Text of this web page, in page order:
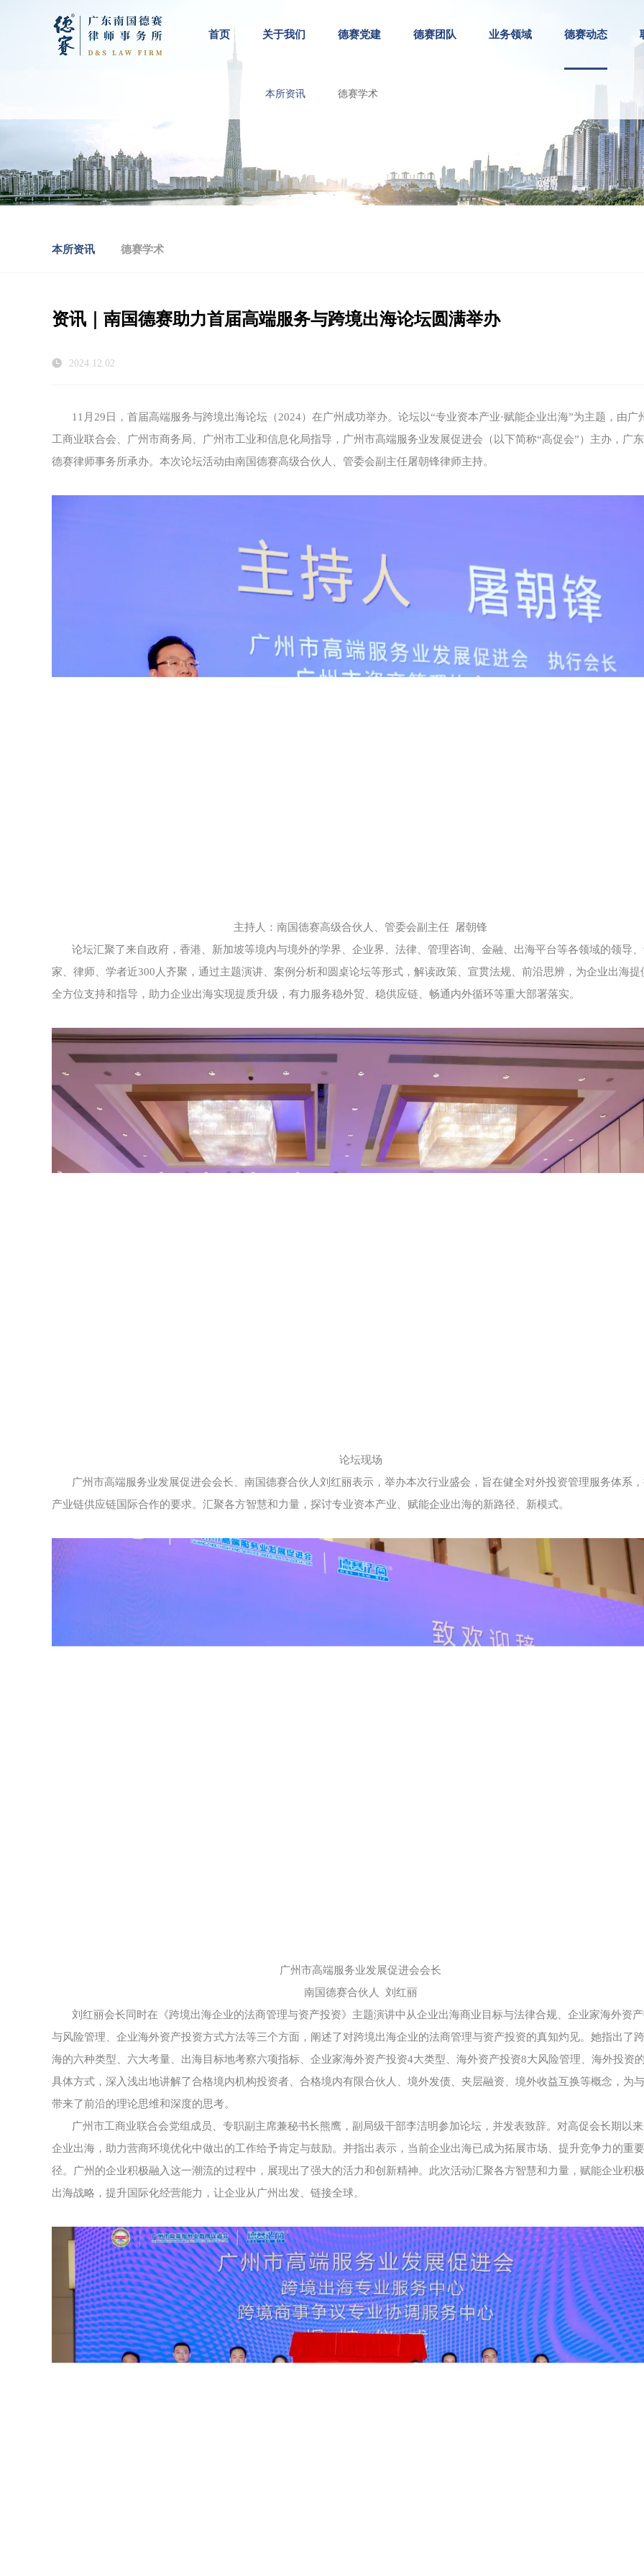
首页 关于我们 德赛党建 德赛团队 业务领域 德赛动态
本所资讯 德赛学术
本所资讯 德赛学术
资讯｜南国德赛助力首届高端服务与跨境出海论坛圆满举办
2024.12.02
11月29日，首届高端服务与跨境出海论坛（2024）在广州成功举办。论坛以“专业资本产业·赋能企业出海”为主题，由广
工商业联合会、广州市商务局、广州市工业和信息化局指导，广州市高端服务业发展促进会（以下简称“高促会”）主办，广
德赛律师事务所承办。本次论坛活动由南国德赛高级合伙人、管委会副主任屠朝锋律师主持。
主持人：南国德赛高级合伙人、管委会副主任 屠朝锋
论坛汇聚了来自政府，香港、新加坡等境内与境外的学界、企业界、法律、管理咨询、金融、出海平台等各领域的领导
家、律师、学者近300人齐聚，通过主题演讲、案例分析和圆桌论坛等形式，解读政策、宣贯法规、前沿思辨，为企业出海提
全方位支持和指导，助力企业出海实现提质升级，有力服务稳外贸、稳供应链、畅通内外循环等重大部署落实。
论坛现场
广州市高端服务业发展促进会会长、南国德赛合伙人刘红丽表示，举办本次行业盛会，旨在健全对外投资管理服务体系
产业链供应链国际合作的要求。汇聚各方智慧和力量，探讨专业资本产业、赋能企业出海的新路径、新模式。
广州市高端服务业发展促进会会长
南国德赛合伙人 刘红丽
刘红丽会长同时在《跨境出海企业的法商管理与资产投资》主题演讲中从企业出海商业目标与法律合规、企业家海外资
与风险管理、企业海外资产投资方式方法等三个方面，阐述了对跨境出海企业的法商管理与资产投资的真知灼见。她指出了
海的六种类型、六大考量、出海目标地考察六项指标、企业家海外资产投资4大类型、海外资产投资8大风险管理、海外投资
具体方式，深入浅出地讲解了合格境内机构投资者、合格境内有限合伙人、境外发债、夹层融资、境外收益互换等概念，为
带来了前沿的理论思维和深度的思考。
广州市工商业联合会党组成员、专职副主席兼秘书长熊鹰，副局级干部李洁明参加论坛，并发表致辞。对高促会长期以
企业出海，助力营商环境优化中做出的工作给予肯定与鼓励。并指出表示，当前企业出海已成为拓展市场、提升竞争力的重
径。广州的企业积极融入这一潮流的过程中，展现出了强大的活力和创新精神。此次活动汇聚各方智慧和力量，赋能企业积
出海战略，提升国际化经营能力，让企业从广州出发、链接全球。